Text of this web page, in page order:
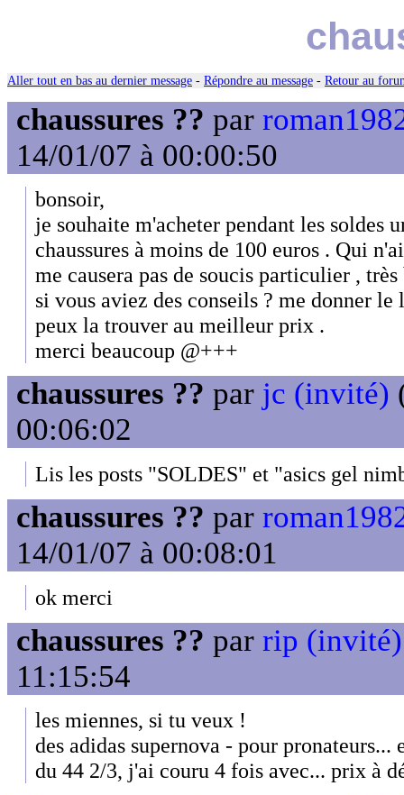
Aller tout en bas au dernier message - Répondre au message - Retour au
chaussures ?? par
14/01/07 à 00:00:50
bonsoir,
je souhaite m'acheter pendant les soldes
chaussures à moins de 100 euros . Qui
me causera pas de soucis particulier ,
si vous aviez des conseils ? me donner
peux la trouver au meilleur prix .
merci beaucoup @+++
chaussures ?? par jc (invité)
00:06:02
Lis les posts "SOLDES" et "asics gel
chaussures ?? par
14/01/07 à 00:08:01
ok merci
chaussures ?? par rip (invité)
11:15:54
les miennes, si tu veux !
des adidas supernova - pour pronateurs...
du 44 2/3, j'ai couru 4 fois avec... prix à